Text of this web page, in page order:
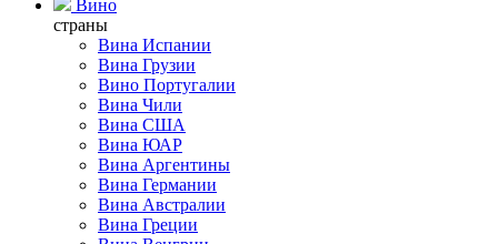
Вино
страны
Вина Испании
Вина Грузии
Вино Португалии
Вина Чили
Вина США
Вина ЮАР
Вина Аргентины
Вина Германии
Вина Австралии
Вина Греции